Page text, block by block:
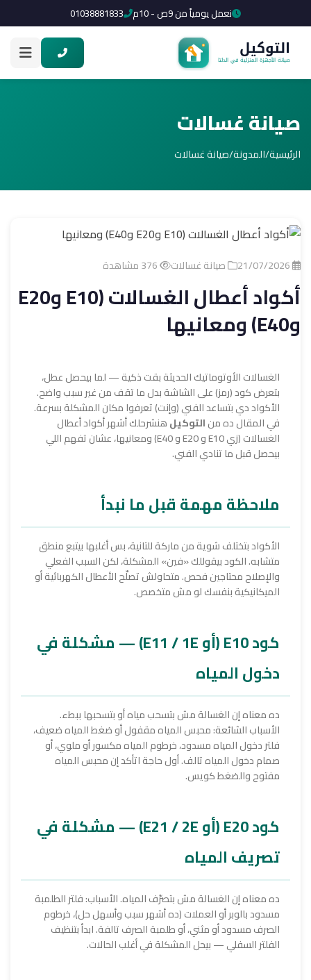
نعمل يومياً من 9ص - 10م 01038881833
صيانة غسالات
الرئيسية/المدونة/صيانة غسالات
صيانة غسالات
أكواد أعطال الغسالات (E10 وE20
وE40) ومعانيها
الغسالات الأوتوماتيك الحديثة بقت ذكية — لما بيحصل عطل،
بتعرض كود (رمز) على الشاشة بدل ما تقف من غير سبب واضح.
الأكواد دي بتساعد الفني (وإنت) تعرفوا مكان المشكلة بسرعة.
في المقال ده منالتوكيلهنشرحلك أشهر أكواد أعطال
الغسالات (زي E10 و E20 و E40) ومعانيها، عشان تفهم اللي
بيحصل قبل ما تنادي الفني.
ملاحظة مهمة قبل ما نبدأ
الأكواد بتختلف شوية من ماركة للتانية، بس أغلبها بيتبع منطق
متشابه. الكود بيقوللك «فين» المشكلة، لكن السبب الفعلي
والإصلاح محتاجين فحص. متحاولش تصلّح الأعطال الكهربائية أو
الميكانيكية بنفسك لو مش متخصص.
كود E10 (أو E11 / 1E) — مشكلة في
دخول المياه
ده معناه إن الغسالة مش بتسحب مياه أو بتسحبها ببطء.
الأسباب الشائعة: محبس المياه مقفول أو ضغط المياه ضعيف،
فلتر دخول المياه مسدود، خرطوم المياه مكسور أو ملوي، أو
صمام دخول المياه تالف. أول حاجة اتأكد إن محبس المياه
مفتوح والضغط كويس.
كود E20 (أو E21 / 2E) — مشكلة في
تصريف المياه
ده معناه إن الغسالة مش بتصرّف المياه. الأسباب: فلتر الطلمبة
مسدود بالوبر أو العملات (ده أشهر سبب وأسهل حل)، خرطوم
الصرف مسدود أو مثني، أوطلمبة الصرف تالفة. ابدأ بتنظيف
الفلتر السفلي — بيحل المشكلة في أغلب الحالات.